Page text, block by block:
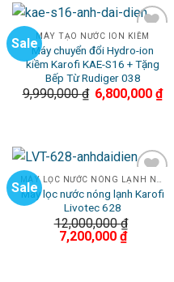
Sale
Add to
Wishlist
MÁY TẠO NƯỚC ION KIỀM
Máy chuyển đổi Hydro-ion
kiềm Karofi KAE-S16 + Tặng
Bếp Từ Rudiger 038
9,990,000₫ 6,800,000₫
Sale
Add to
MÁY LỌC NƯỚC NÓNG LẠNH NGUỘI
Máy lọc nước nóng lạnh Karofi
Livotec 628
12,000,000₫
7,200,000 ₫